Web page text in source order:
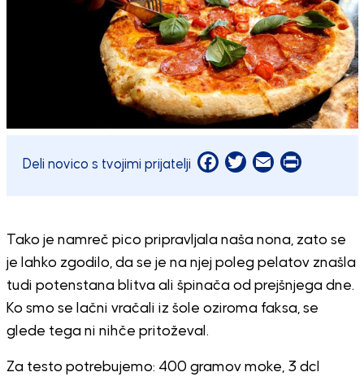
Deli novico s tvojimi prijatelji Facebook
Twitter
EmailPrint
Tako je namreč pico pripravljala naša nona, zato se
je lahko zgodilo, da se je na njej poleg pelatov znašla
tudi potenstana blitva ali špinača od prejšnjega dne.
Ko smo se lačni vračali iz šole oziroma faksa, se
glede tega ni nihče pritoževal.
Za testo potrebujemo: 400 gramov moke, 3 dcl